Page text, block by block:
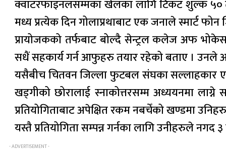
क्वाटरफाइनलसम्मका खेलका लागि टिकट शुल्क
मध्य प्रत्येक दिन गोलाप्रथाबाट एक जनाले स्मार्ट
प्रायोजकको तर्फबाट बोल्दै सेन्ट्रल कलेज अफ
सधैं सहकार्य गर्न आफुहरु तयार रहेको बताए । उनले
यसैबीच चितवन जिल्ला फुटबल संघका सल्लाहकार एबं
खड्गीको छोरालाई स्नाकोत्तरसम्म अध्ययनमा
प्रतियोगिताबाट अपेक्षित रकम नबचेँको खण्डमा
यस्तै प्रतियोगिता सम्पन्न गर्नका लागि उनीहरुले
- ADVERTISEMENT -